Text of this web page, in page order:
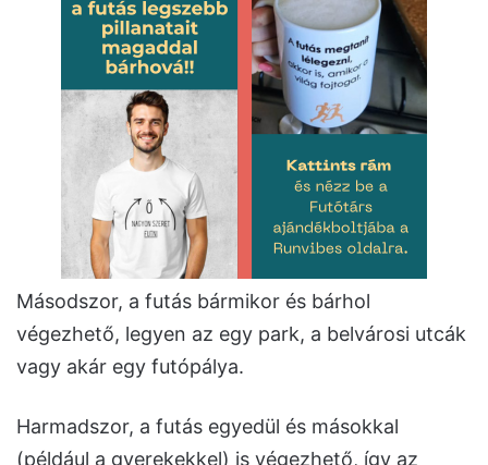
Másodszor, a futás bármikor és bárhol
végezhető, legyen az egy park, a belvárosi utcák
vagy akár egy futópálya.
Harmadszor, a futás egyedül és másokkal
(például a gyerekekkel) is végezhető, így az